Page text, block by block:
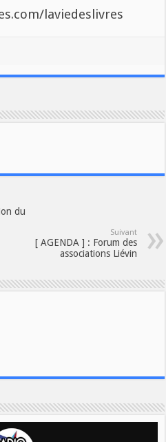
laviedeslivres
du
Suivant
[ AGENDA ] : Forum des
associations Liévin